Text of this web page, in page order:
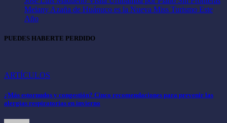
Melany Azaña de Huánuco es la Nueva Miss Turismo Este
Año
PUEDES HABERTE PERDIDO
ARTÍCULOS
¿Más estornudos y congestión? Cinco recomendaciones para prevenir las
alergias respiratorias en invierno